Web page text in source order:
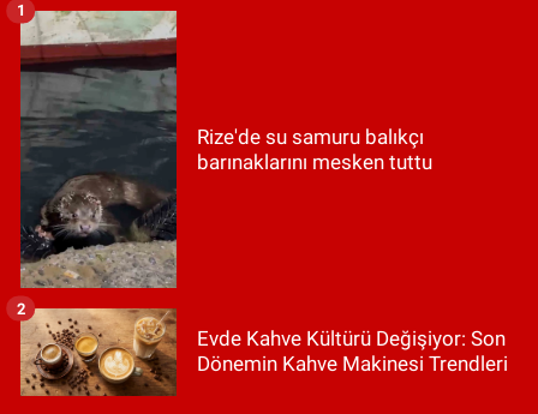
Rize'de su samuru balıkçı
barınaklarını mesken tuttu
1
Evde Kahve Kültürü Değişiyor: Son
Dönemin Kahve Makinesi Trendleri
2